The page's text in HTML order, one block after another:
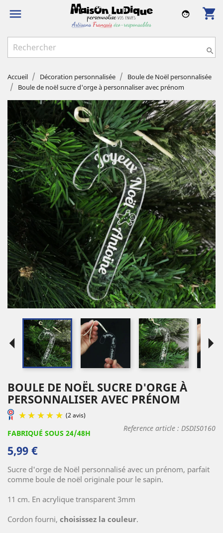
 shopping_cart
face

Accueil Décoration personnalisée
Boule de Noël personnalisée
Boule de noël sucre d'orge à personnaliser avec prénom
arrow_left arrow_right
BOULE DE NOËL SUCRE D'ORGE À
PERSONNALISER AVEC PRÉNOM
FABRIQUÉ SOUS 24/48H
Reference article : DSDIS0160
5,99 €
Sucre d'orge de Noël personnalisé avec un prénom, parfait
comme boule de noël originale pour le sapin.
11 cm. En acrylique transparent 3mm
Cordon fourni, choisissez la couleur.